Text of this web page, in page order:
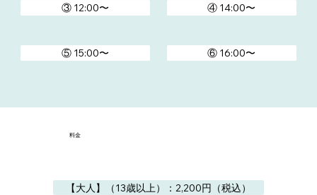
④ 14:00〜
⑤ 15:00〜 ⑥ 16:00〜
③ 12:00〜
【大人】（13歳以上）：2,200円（税込）
料金